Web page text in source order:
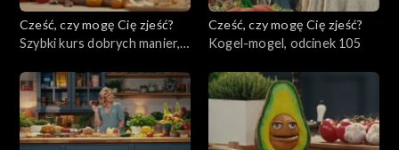
Cześć, czy mogę Cię zjeść?
Szybki kurs dobrych manier,
Cześć, czy mogę Cię zjeść?
Kogel-mogel, odcinek 105